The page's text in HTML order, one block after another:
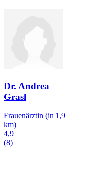
Dr. Andrea
Grasl
Frauenärztin (in 1,9
km)
4,9
(8)